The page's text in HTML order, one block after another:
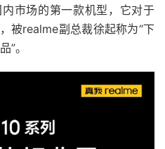
市场的第一款机型，它对于
被realme副总裁徐起称为“下
”。